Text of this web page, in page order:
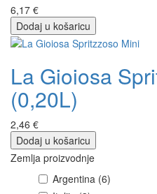
6,17 €
Dodaj u košaricu
La Gioiosa
(0,20L)
2,46 €
Dodaj u košaricu
Zemlja proizvodnje
Argentina (6)